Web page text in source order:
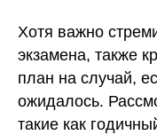
Хотя важно
экзамена, также
план на случай,
ожидалось.
такие как
@eva_smitup